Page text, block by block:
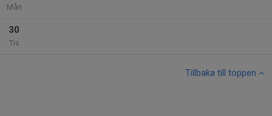
Mån
30
Tis
Tillbaka till toppen